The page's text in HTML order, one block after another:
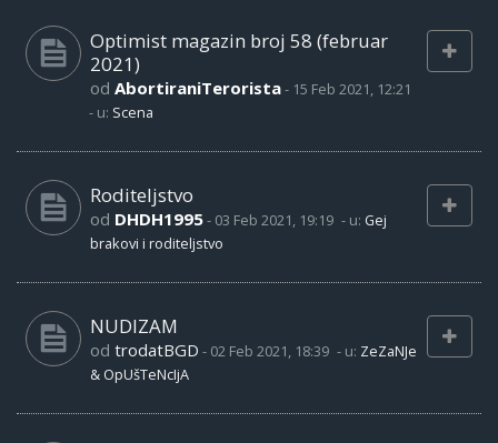
Optimist magazin broj 58 (februar
2021)
od AbortiraniTerorista- 15 Feb 2021, 12:21
- u: Scena
Roditeljstvo
od DHDH1995- 03 Feb 2021, 19:19 - u: Gej
brakovi i roditeljstvo
NUDIZAM
od trodatBGD - 02 Feb 2021, 18:39 - u: ZeZaNJe
& OpUšTeNcIjA